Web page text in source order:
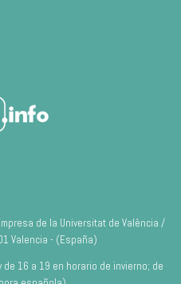
de la Universitat de València /
Valencia - (España)
16 a 19 en horario de invierno; de